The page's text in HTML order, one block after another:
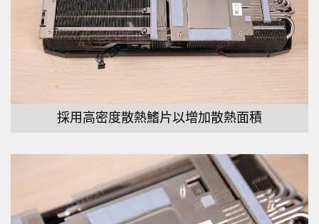
採用高密度散熱鰭片以增加散熱面積